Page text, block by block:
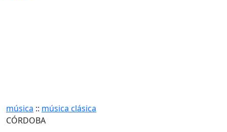
música :: música clásica
CÓRDOBA